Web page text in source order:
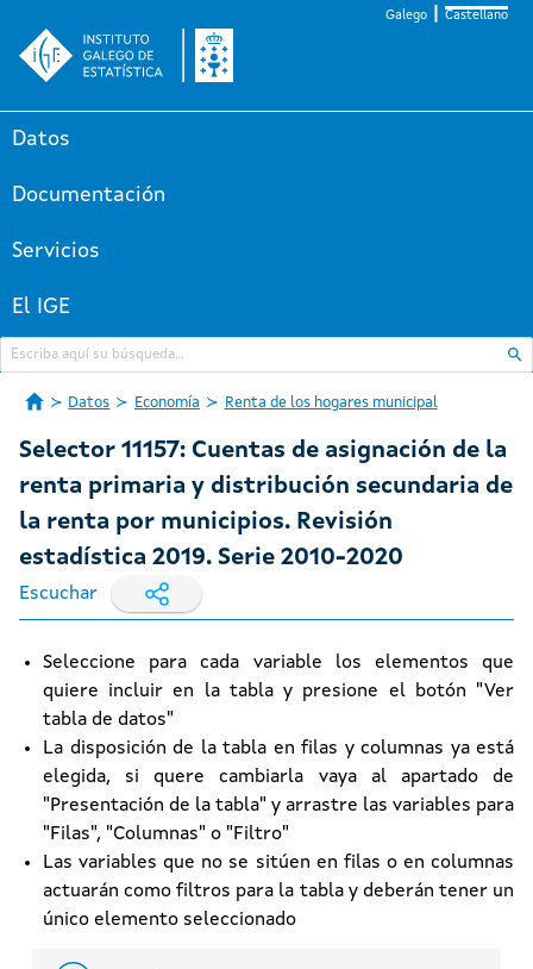
Galego Castellano
Datos
Documentación
Servicios
El IGE
Datos Economía Renta de los hogares municipal
Selector 11157: Cuentas de asignación de la
renta primaria y distribución secundaria de
la renta por municipios. Revisión
estadística 2019. Serie 2010-2020
Escuchar
Seleccione para cada variable los elementos que
quiere incluir en la tabla y presione el botón "Ver
tabla de datos"
La disposición de la tabla en filas y columnas ya está
elegida, si quere cambiarla vaya al apartado de
"Presentación de la tabla" y arrastre las variables para
"Filas", "Columnas" o "Filtro"
Las variables que no se sitúen en filas o en columnas
actuarán como filtros para la tabla y deberán tener un
único elemento seleccionado